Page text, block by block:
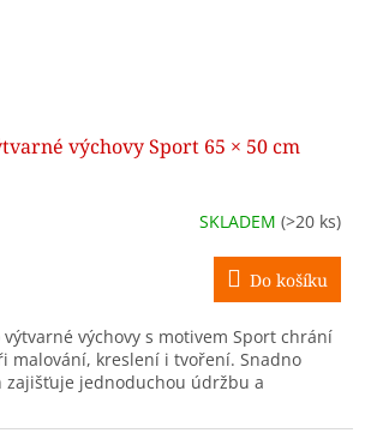
výchovy Sport 65 × 50 cm
SKLADEM (>20 ks)
Do košíku
výchovy s motivem Sport chrání
malování, kreslení i tvoření. Snadno
zajišťuje jednoduchou údržbu a